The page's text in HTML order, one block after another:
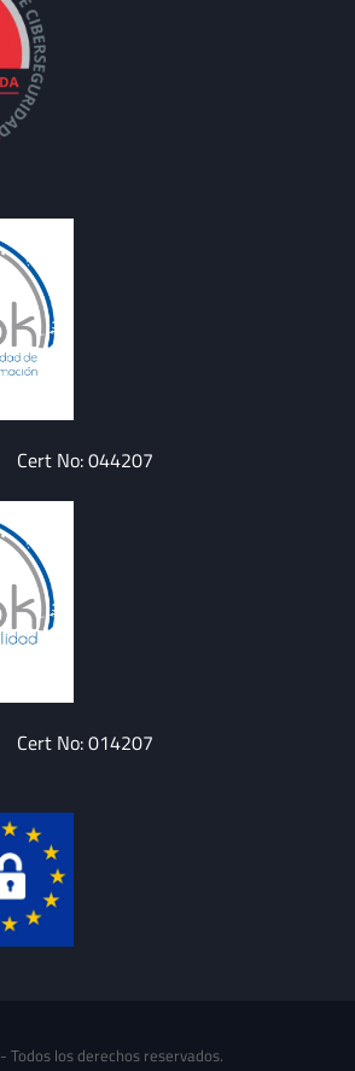
Cert No: 044207
Cert No: 014207
- Todos los derechos reservados.